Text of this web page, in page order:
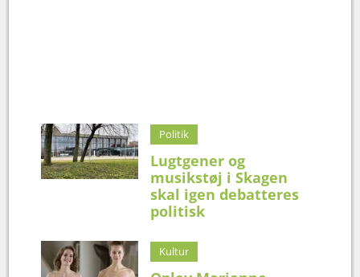
Politik
Lugtgener og
musikstøj i Skagen
skal igen debatteres
politisk
Kultur